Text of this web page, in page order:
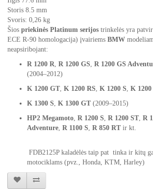
Storis 8.5 mm
Svoris: 0,26 kg
Šios priekinės Platinum serijos trinkelės yra
ECE R‑90 homologacija) įvairiems BMW
neapsiribojant:
R 1200 R R 1200 GS R 1200 GS
(2004–2012)
K 1200 GT K 1200 RS K 1200 S K 1200
K 1300 S K 1300 GT (2009–2015)
HP2 Megamoto R 1200 S R 1200 ST R
Adventure R 1100 S R 850 RT ir kt.
FDB2125P kaladėlės taip pat tinka ir kitų
motociklams (pvz., Honda, KTM, Harley)